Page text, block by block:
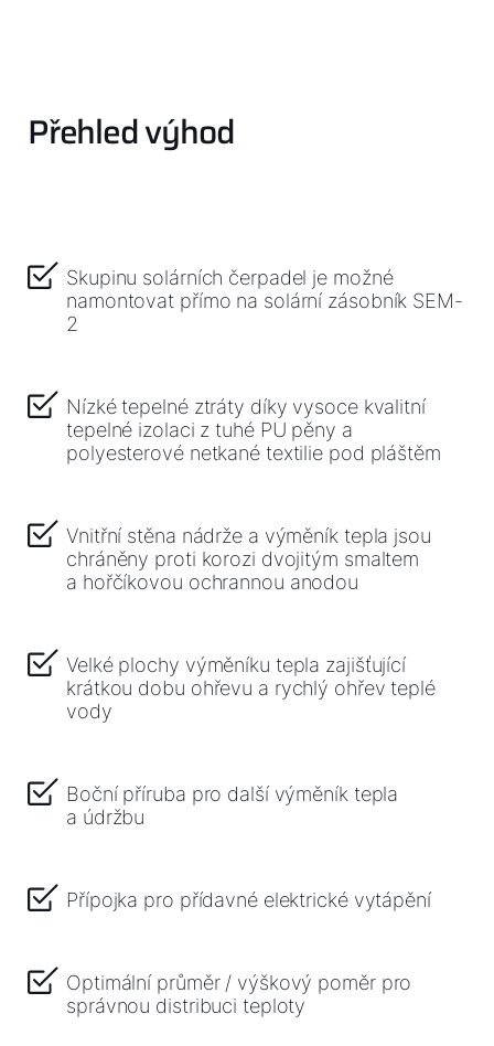
Přehled výhod
Skupinu solárních čerpadel je možné
namontovat přímo na solární zásobník SEM-
2
Nízké tepelné ztráty díky vysoce kvalitní
tepelné izolaci z tuhé PU pěny a
polyesterové netkané textilie pod pláštěm
Vnitřní stěna nádrže a výměník tepla jsou
chráněny proti korozi dvojitým smaltem
a hořčíkovou ochrannou anodou
Velké plochy výměníku tepla zajišťující
krátkou dobu ohřevu a rychlý ohřev teplé
vody
Boční příruba pro další výměník tepla
a údržbu
Přípojka pro přídavné elektrické vytápění
Optimální průměr / výškový poměr pro
správnou distribuci teploty
Důležité odkazy
Servisní portál
Bonus program